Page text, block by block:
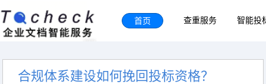
首页 查重服务 智能投
合规体系建设如何挽回投标资格？